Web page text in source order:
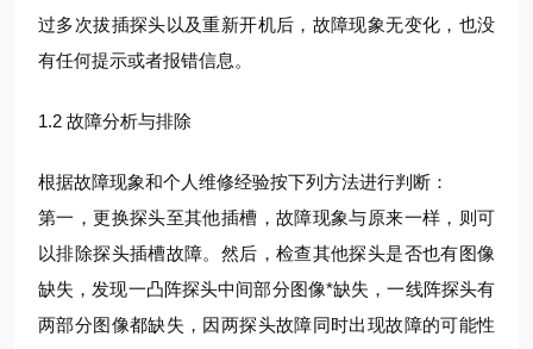
过多次拔插探头以及重新开机后，故障现象无变化，也没
有任何提示或者报错信息。
1.2 故障分析与排除
根据故障现象和个人维修经验按下列方法进行判断：
第一，更换探头至其他插槽，故障现象与原来一样，则可
以排除探头插槽故障。然后，检查其他探头是否也有图像
缺失，发现一凸阵探头中间部分图像*缺失，一线阵探头有
两部分图像都缺失，因两探头故障同时出现故障的可能性